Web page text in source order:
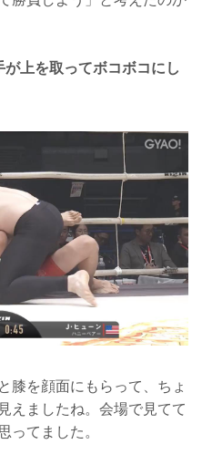
上を取ってボコボコにし
膝を顔面にもらって、ちょ
えましたね。会場で見てて
ってました。